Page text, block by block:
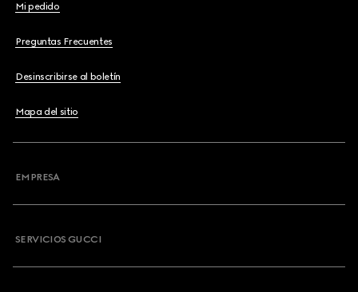
Mi pedido
Preguntas Frecuentes
Desinscribirse al boletín
Mapa del sitio
EMPRESA
SERVICIOS GUCCI